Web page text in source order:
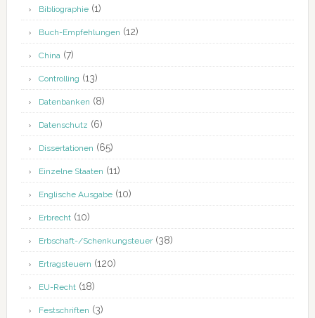
Bibliographie(1)
Buch-Empfehlungen (12)
China(7)
Controlling (13)
Datenbanken (8)
Datenschutz (6)
Dissertationen (65)
Einzelne Staaten (11)
Englische Ausgabe(10)
Erbrecht(10)
Erbschaft-/Schenkungsteuer(38)
Ertragsteuern (120)
EU-Recht(18)
Festschriften (3)